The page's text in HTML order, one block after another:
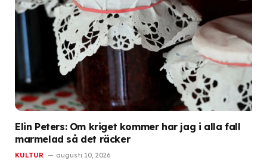
Elin Peters: Om kriget kommer har jag i alla fall
marmelad så det räcker
KULTUR augusti 10, 2026